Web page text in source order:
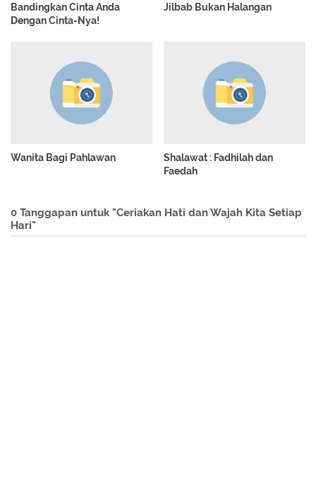
Bandingkan Cinta Anda
Dengan Cinta-Nya!
Jilbab Bukan Halangan
Wanita Bagi Pahlawan
Shalawat : Fadhilah dan
Faedah
0 Tanggapan untuk "Ceriakan Hati dan Wajah Kita Setiap
Hari"